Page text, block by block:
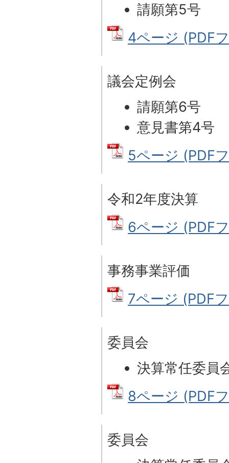
請願第5号
4ページ (PDF
議会定例会
請願第6号
意見書第4号
5ページ (PDF
令和2年度決算
6ページ (PDF
事務事業評価
7ページ (PDF
委員会
決算常任委員
8ページ (PDF
委員会